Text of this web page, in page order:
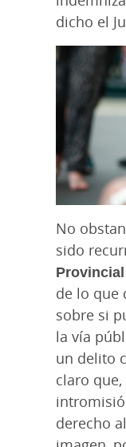
dicho el
No
sido
de lo que
sobre si
la vía
un delito
claro
derecho